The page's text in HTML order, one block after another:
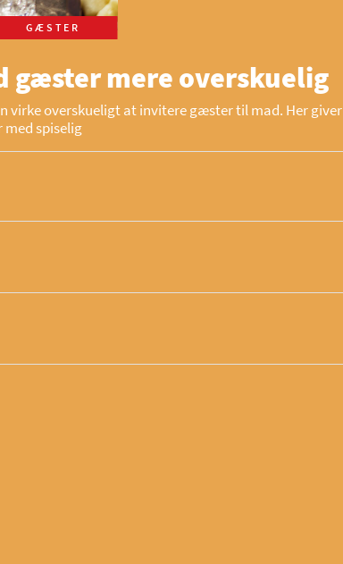
GÆSTER
gæster mere overskuelig
virke overskueligt at invitere gæster til mad. Her giver
spiselig